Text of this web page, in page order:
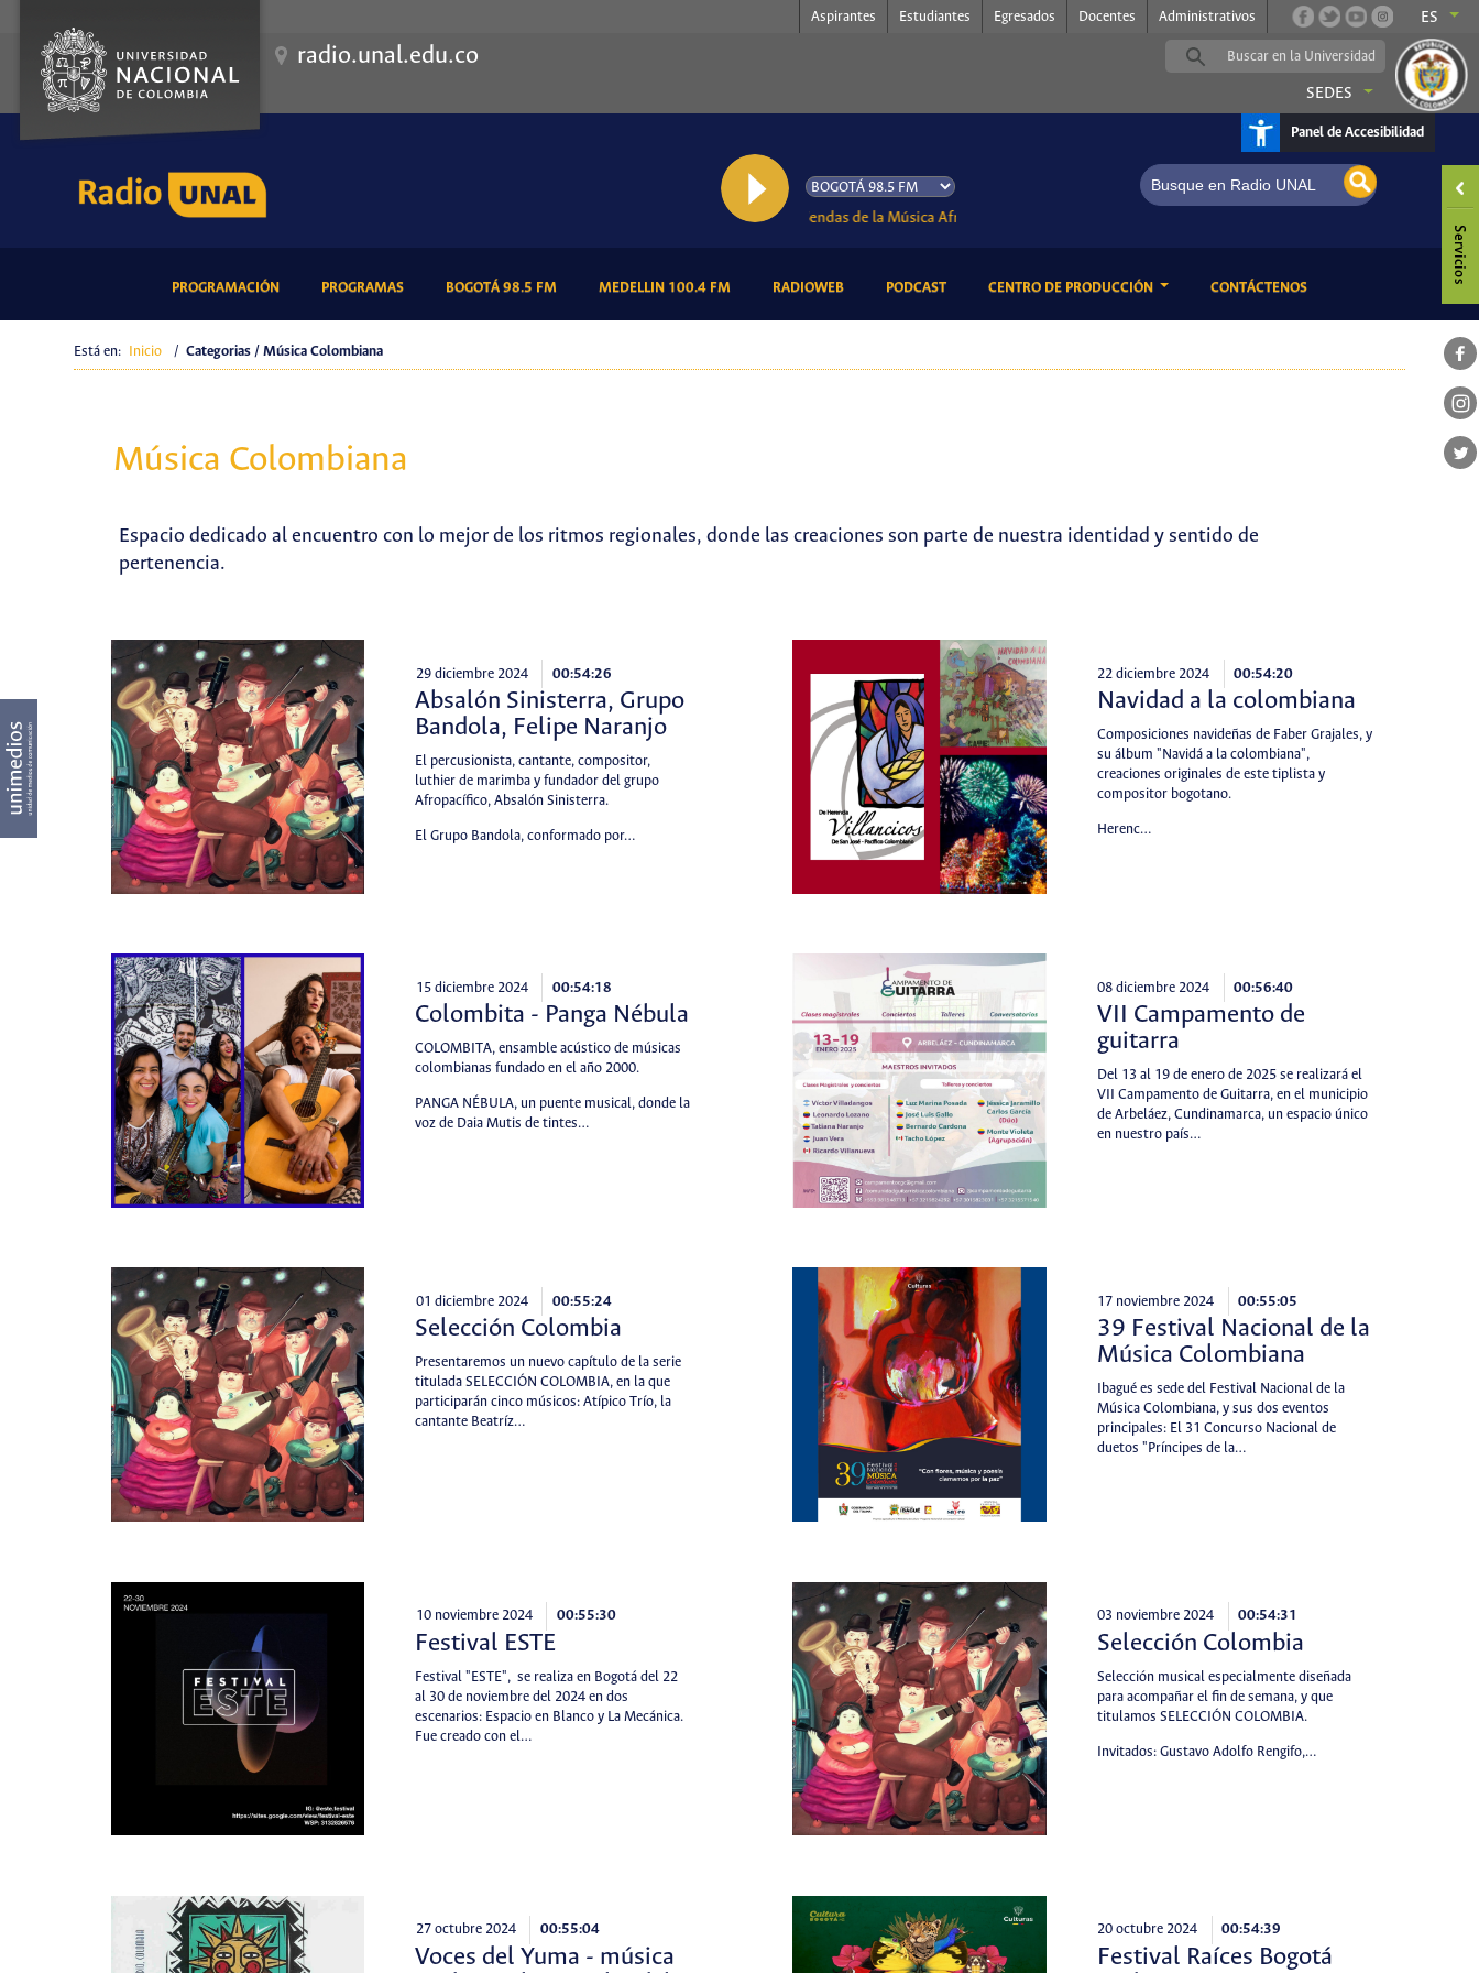
Aspirantes Estudiantes Egresados Docentes Administrativos ES
radio.unal.edu.co
SEDES
Panel de Accesibilidad
AL AIRE: Caminando por las Sendas de la Música Afrocubana
PROGRAMACIÓN(CURRENT)PROGRAMAS(CURRENT)BOGOTÁ 98.5 FM(CURRENT)MEDELLIN 100.4 FM(CURRENT)RADIOWEB(CURRENT)PODCAST(CURRENT)CENTRO DE PRODUCCIÓN CONTÁCTENOS(CURRENT)
Está en: Inicio / Categorias / Música Colombiana
Música Colombiana
Espacio dedicado al encuentro con lo mejor de los ritmos regionales, donde las creaciones son parte de nuestra identidad y sentido de
pertenencia.
29 diciembre 2024 00:54:26
Absalón Sinisterra, Grupo
Bandola, Felipe Naranjo
El percusionista, cantante, compositor,
luthier de marimba y fundador del grupo
Afropacífico, Absalón Sinisterra.
El Grupo Bandola, conformado por…
22 diciembre 2024 00:54:20
Navidad a la colombiana
Composiciones navideñas de Faber Grajales, y
su álbum "Navidá a la colombiana",
creaciones originales de este tiplista y
compositor bogotano.
Herenc…
15 diciembre 2024 00:54:18
Colombita - Panga Nébula
COLOMBITA, ensamble acústico de músicas
colombianas fundado en el año 2000.
PANGA NÉBULA, un puente musical, donde la
voz de Daia Mutis de tintes…
08 diciembre 2024 00:56:40
VII Campamento de
guitarra
Del 13 al 19 de enero de 2025 se realizará el
VII Campamento de Guitarra, en el municipio
de Arbeláez, Cundinamarca, un espacio único
en nuestro país…
01 diciembre 2024 00:55:24
Selección Colombia
Presentaremos un nuevo capítulo de la serie
titulada SELECCIÓN COLOMBIA, en la que
participarán cinco músicos: Atípico Trío, la
cantante Beatríz…
17 noviembre 2024 00:55:05
39 Festival Nacional de la
Música Colombiana
Ibagué es sede del Festival Nacional de la
Música Colombiana, y sus dos eventos
principales: El 31 Concurso Nacional de
duetos "Príncipes de la…
10 noviembre 2024 00:55:30
Festival ESTE
Festival "ESTE", se realiza en Bogotá del 22
al 30 de noviembre del 2024 en dos
escenarios: Espacio en Blanco y La Mecánica.
Fue creado con el…
03 noviembre 2024 00:54:31
Selección Colombia
Selección musical especialmente diseñada
para acompañar el fin de semana, y que
titulamos SELECCIÓN COLOMBIA.
Invitados: Gustavo Adolfo Rengifo,…
27 octubre 2024 00:55:04
Voces del Yuma - música
20 octubre 2024 00:54:39
Festival Raíces Bogotá